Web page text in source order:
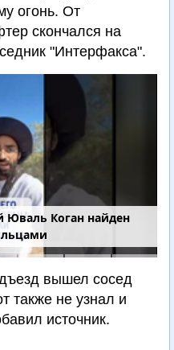
огонь. От
скончался на
"Интерфакса".
Юваль Коган найден
вышел сосед
также не узнал и
источник.